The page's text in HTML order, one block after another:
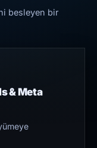
besleyen bir
& Meta